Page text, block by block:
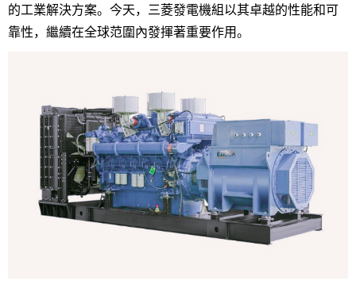
的工業解決方案。今天，三菱發電機組以其卓越的性能和可
靠性，繼續在全球范圍內發揮著重要作用。